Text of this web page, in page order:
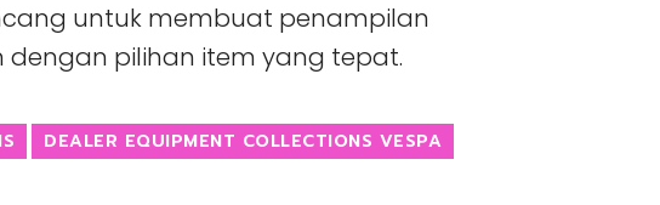
untuk membuat penampilan
dengan pilihan item yang tepat.
DEALER EQUIPMENT COLLECTIONS VESPA